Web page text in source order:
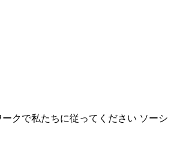
クで私たちに従ってください ソーシ